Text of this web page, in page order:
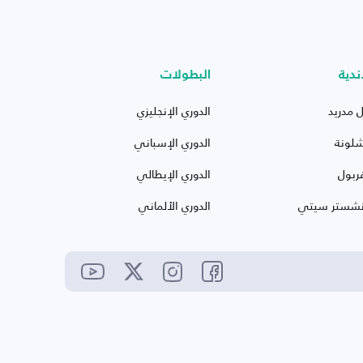
مدريد
سيتي
البطولات
الدوري الإنجليزي
الدوري الإسباني
الدوري الإيطالي
الدوري الألماني